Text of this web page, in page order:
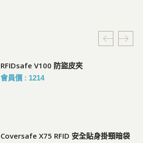
RFIDsafe V100 防盜皮夾
會員價 : 1214
Coversafe X75 RFID 安全貼身掛頸暗袋